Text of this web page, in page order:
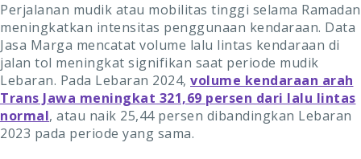
Perjalanan mudik atau mobilitas tinggi selama Ramadan
meningkatkan intensitas penggunaan kendaraan. Data
Jasa Marga mencatat volume lalu lintas kendaraan di
jalan tol meningkat signifikan saat periode mudik
Lebaran. Pada Lebaran 2024, volume kendaraan arah
Trans Jawa meningkat 321,69 persen dari lalu lintas
normal, atau naik 25,44 persen dibandingkan Lebaran
2023 pada periode yang sama.